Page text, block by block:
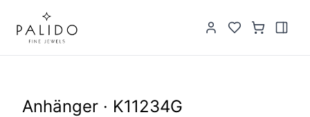
Anhänger · K11234G